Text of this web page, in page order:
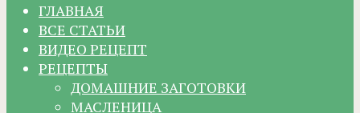
ГЛАВНАЯ
ВСЕ СТАТЬИ
ВИДЕО РЕЦЕПТ
РЕЦЕПТЫ
ДОМАШНИЕ ЗАГОТОВКИ
МАСЛЕНИЦА